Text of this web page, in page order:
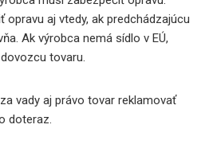
aj vtedy, ak predchádzajúcu
Ak výrobca nemá sídlo v EÚ,
tovaru.
vady aj právo tovar reklamovať
doteraz.